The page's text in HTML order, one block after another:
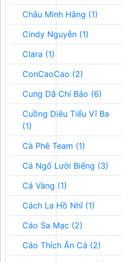
Châu Minh Hằng (1)
Cindy Nguyễn (1)
Clara (1)
ConCaoCao (2)
Cung Dã Chí Bảo (6)
Cuồng Diêu Tiểu Vĩ Ba
(1)
Cà Phê Team (1)
Cá Ngố Lười Biếng (3)
Cá Vàng (1)
Cách La Hồ Nhĩ (1)
Cáo Sa Mạc (2)
Cáo Thích Ăn Cá (2)